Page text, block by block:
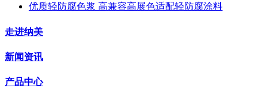
优质轻防腐色浆 高兼容高展色适配轻防腐涂料
走进纳美
新闻资讯
产品中心